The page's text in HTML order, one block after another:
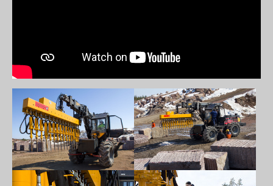
Show larger version Show larger version
Show larger version Show larger version